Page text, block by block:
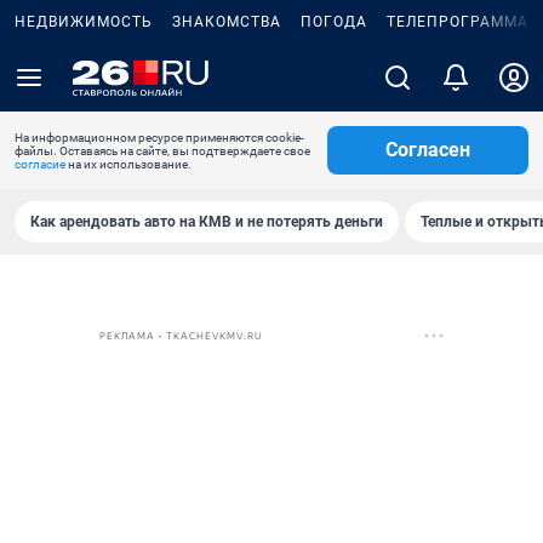
НЕДВИЖИМОСТЬ ЗНАКОМСТВА ПОГОДА ТЕЛЕПРОГРАММА
На информационном ресурсе применяются cookie-
файлы. Оставаясь на сайте, вы подтверждаете свое
согласиена их использование.
Согласен
Как арендовать авто на КМВ и не потерять деньги Теплые и
РЕКЛАМА • TKACHEVKMV.RU